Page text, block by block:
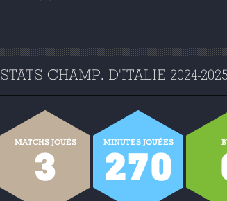
STATS CHAMP. D'ITALIE 2024-2025
MATCHS JOUÉS
3
MINUTES JOUÉES
270